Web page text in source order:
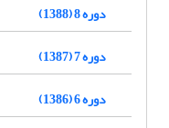
دوره 8 (1388)
دوره 7 (1387)
دوره 6 (1386)